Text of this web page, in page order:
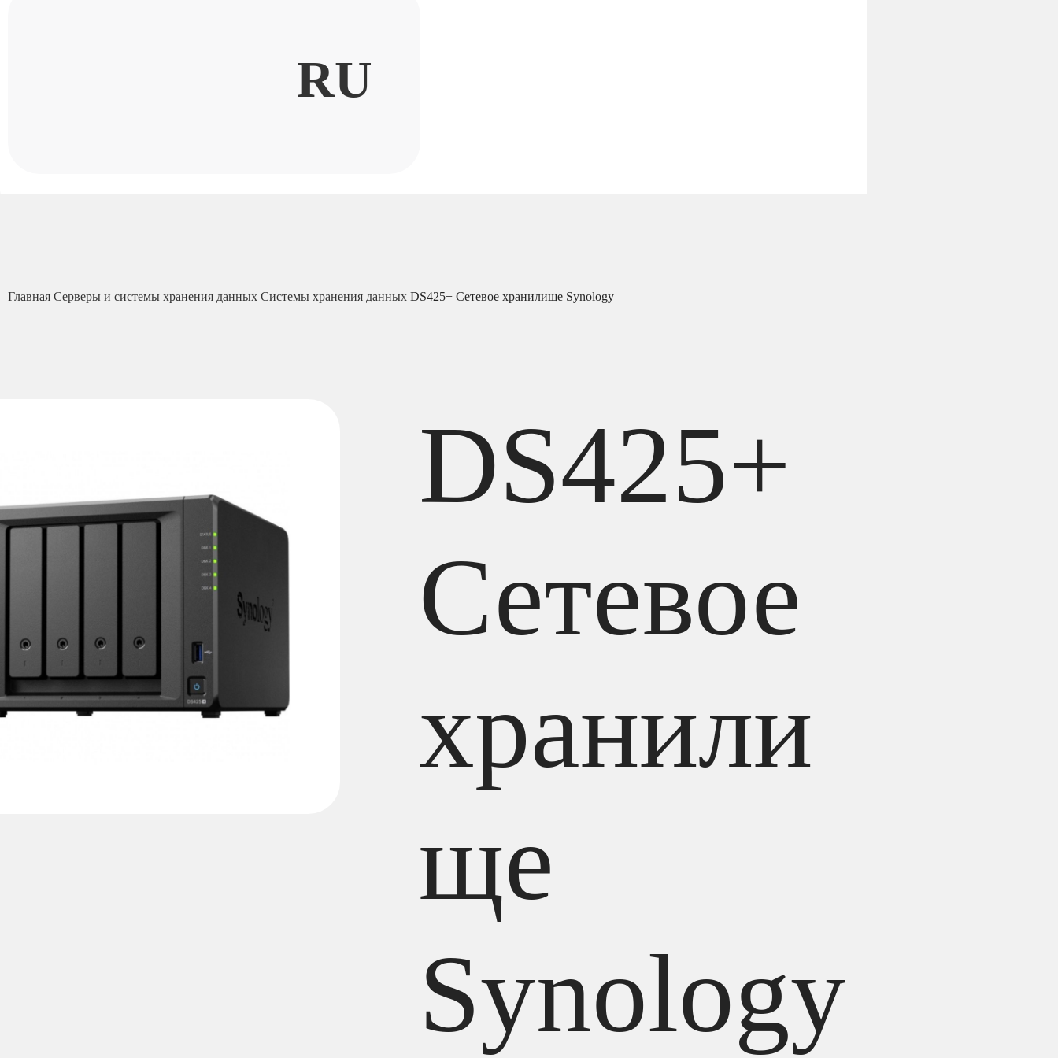
RU
Главная Серверы и системы хранения данных Системы хранения данных DS425+ Сетевое хранилище Synology
DS425+
Сетевое
хранили
ще
Synology